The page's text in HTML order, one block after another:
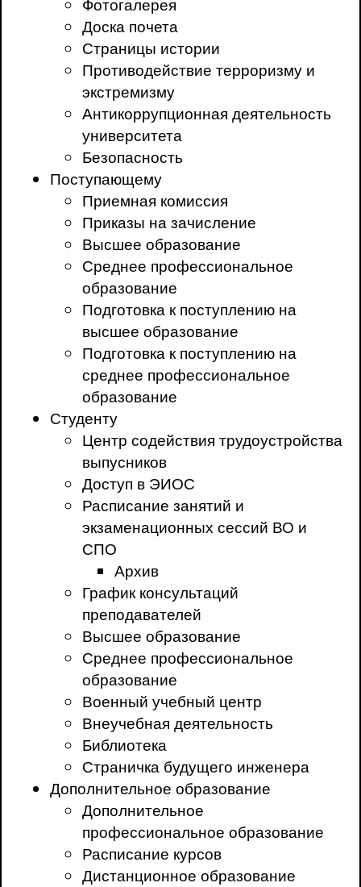
Доска почета
Страницы истории
Противодействие терроризму и
экстремизму
Антикоррупционная деятельность
университета
Безопасность
Поступающему
Приемная комиссия
Приказы на зачисление
Высшее образование
Среднее профессиональное
образование
Подготовка к поступлению на
высшее образование
Подготовка к поступлению на
среднее профессиональное
образование
Студенту
Центр содействия трудоустройства
выпусников
Доступ в ЭИОС
Расписание занятий и
экзаменационных сессий ВО и
СПО
Архив
График консультаций
преподавателей
Высшее образование
Среднее профессиональное
образование
Военный учебный центр
Внеучебная деятельность
Библиотека
Страничка будущего инженера
Дополнительное образование
Дополнительное
профессиональное образование
Расписание курсов
Дистанционное образование